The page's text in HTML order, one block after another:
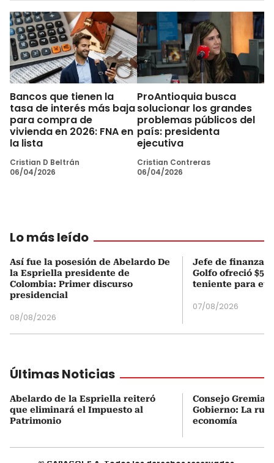
Bancos que tienen la
tasa de interés más baja
para compra de
vivienda en 2026: FNA en
la lista
Cristian D Beltrán
06/04/2026
ProAntioquia busca
solucionar los grandes
problemas públicos del
país: presidenta
ejecutiva
Cristian Contreras
06/04/2026
Lo más leído
Así fue la posesión de Abelardo De
la Espriella presidente de
Colombia: Primer discurso
presidencial
08/08/2026
Jefe de finanzas
Golfo ofreció
teniente para
07/08/2026
Últimas Noticias
Abelardo de la Espriella reiteró
que eliminará el Impuesto al
Patrimonio
Consejo Gremial
Gobierno: La
economía